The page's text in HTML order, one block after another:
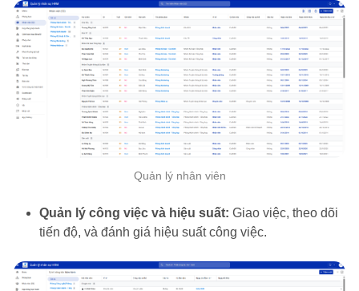
Quản lý nhân viên
Quản lý công việc và hiệu suất: Giao việc, theo dõi
tiến độ, và đánh giá hiệu suất công việc.